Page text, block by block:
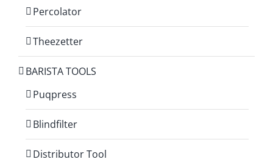
Percolator
Theezetter
BARISTA TOOLS
Puqpress
Blindfilter
Distributor Tool